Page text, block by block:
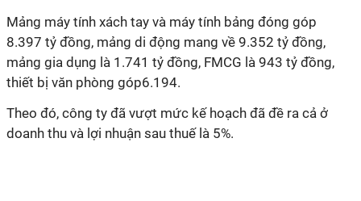
Mảng máy tính xách tay và máy tính bảng đóng góp
8.397 tỷ đồng, mảng di động mang về 9.352 tỷ đồng,
mảng gia dụng là 1.741 tỷ đồng, FMCG là 943 tỷ đồng,
thiết bị văn phòng góp6.194.
Theo đó, công ty đã vượt mức kế hoạch đã đề ra cả ở
doanh thu và lợi nhuận sau thuế là 5%.